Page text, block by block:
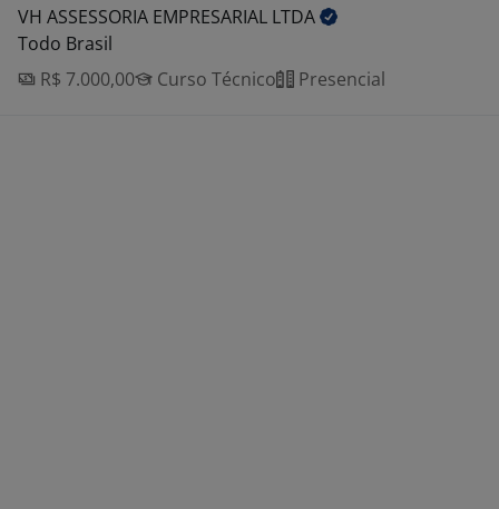
VH ASSESSORIA EMPRESARIAL LTDA
Todo Brasil
R$ 7.000,00
Curso Técnico Presencial